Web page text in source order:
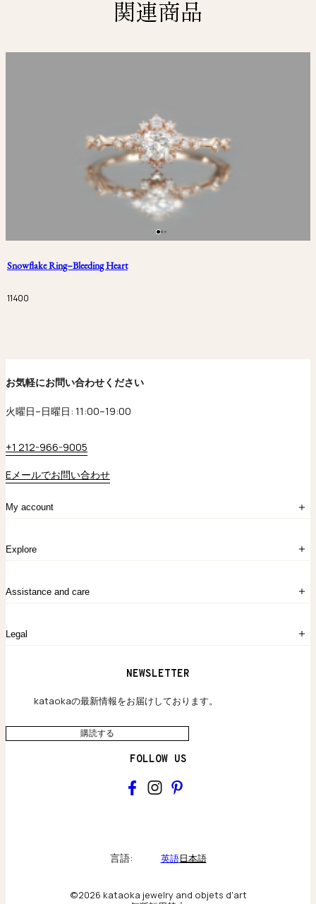
関連商品
Snowflake Ring–Bleeding Heart
11400
My account
アカウント作成
お問い合わせ
Explore
kataokaについて
Chronicles
Assistance and care
Legal
アクセシビリティ方針
お気軽にお問い合わせください
火曜日–日曜日: 11:00–19:00
+1 212-966-9005
Eメールでお問い合わせ
NEWSLETTER
kataokaの最新情報をお届けしております。
購読する
FOLLOW US
アトリエの記録
言語: 英語日本語
©2026 kataoka jewelry and objets d'art